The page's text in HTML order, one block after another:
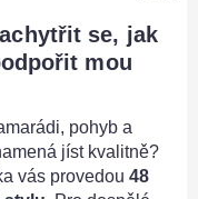
se, jak
mou
pohyb a
jíst kvalitně?
vás provedou 48